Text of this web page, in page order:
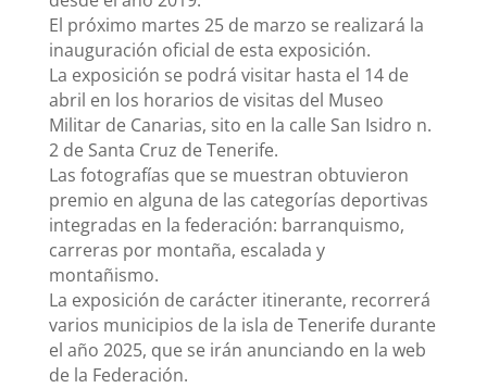
El próximo martes 25 de marzo se realizará la
inauguración oficial de esta exposición.
La exposición se podrá visitar hasta el 14 de
abril en los horarios de visitas del Museo
Militar de Canarias, sito en la calle San Isidro n.
2 de Santa Cruz de Tenerife.
Las fotografías que se muestran obtuvieron
premio en alguna de las categorías deportivas
integradas en la federación: barranquismo,
carreras por montaña, escalada y
montañismo.
La exposición de carácter itinerante, recorrerá
varios municipios de la isla de Tenerife durante
el año 2025, que se irán anunciando en la web
de la Federación.